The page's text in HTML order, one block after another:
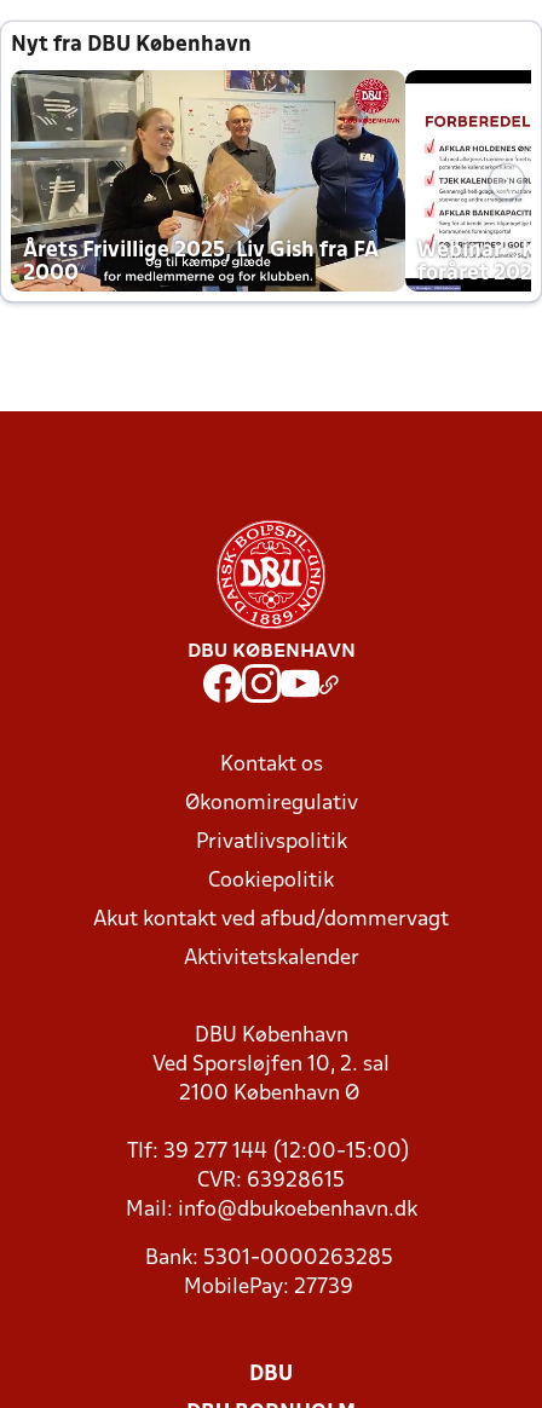
Nyt fra DBU København
Årets Frivillige 2025, Liv Gish fra FA
2000
Webinar -
foråret
DBU KØBENHAVN
Kontakt os
Økonomiregulativ
Privatlivspolitik
Cookiepolitik
Akut kontakt ved afbud/dommervagt
Aktivitetskalender
DBU København
Ved Sporsløjfen 10, 2. sal
2100 København Ø
Tlf: 39 277 144 (12:00-15:00)
CVR: 63928615
Mail: info@dbukoebenhavn.dk
Bank: 5301-0000263285
MobilePay: 27739
DBU